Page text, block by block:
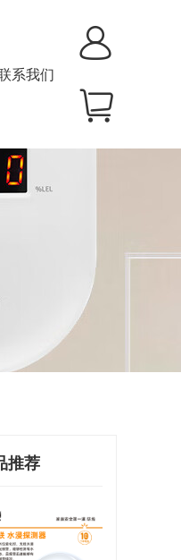
系我们
推荐